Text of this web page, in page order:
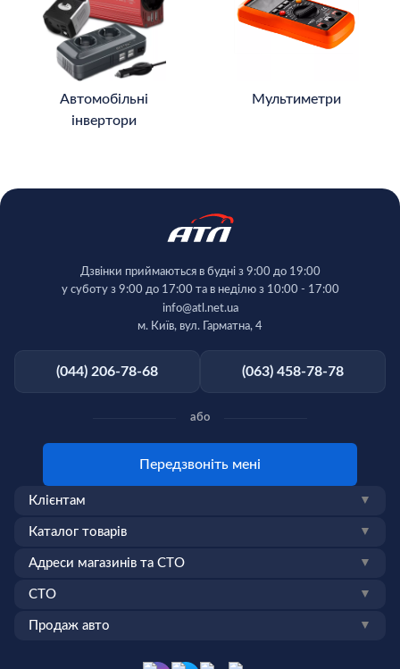
Автомобільні
інвертори
Мультиметри
(044) 206-78-68 (063) 458-78-78
Дзвінки приймаються в будні з 9:00 до 19:00
у суботу з 9:00 до 17:00 та в неділю з 10:00 - 17:00
info@atl.net.ua
м. Київ, вул. Гарматна, 4
або
Передзвоніть мені
Клієнтам ▼
Каталог товарів ▼
Адреси магазинів та СТО ▼
СТО ▼
Продаж авто ▼